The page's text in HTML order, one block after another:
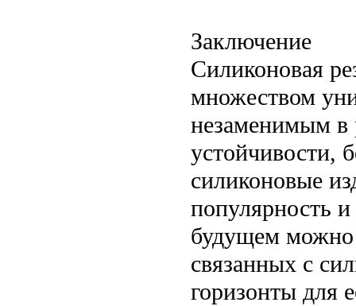
Заключение
Силиконовая
множеством
незаменимым в
устойчивости,
силиконовые
популярность
будущем можно
связанных с
горизонты для